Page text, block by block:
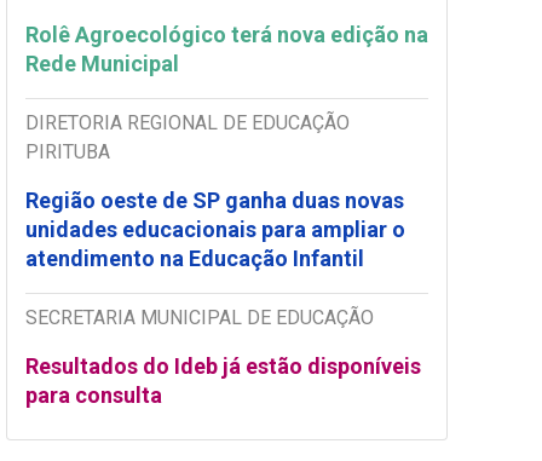
Rolê Agroecológico terá nova edição na
Rede Municipal
DIRETORIA REGIONAL DE EDUCAÇÃO
PIRITUBA
Região oeste de SP ganha duas novas
unidades educacionais para ampliar o
atendimento na Educação Infantil
SECRETARIA MUNICIPAL DE EDUCAÇÃO
Resultados do Ideb já estão disponíveis
para consulta